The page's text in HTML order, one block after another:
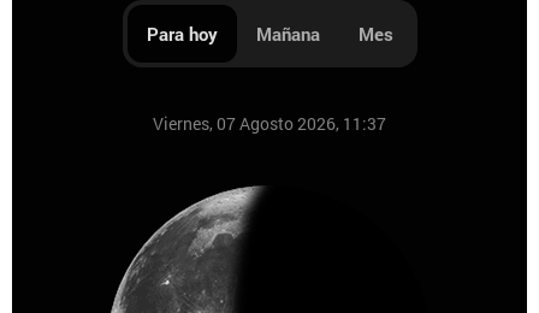
Para hoy Mañana Mes
Viernes, 07 Agosto 2026, 11:37